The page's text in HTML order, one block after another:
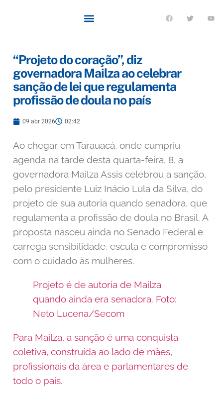
“Projeto do coração”, diz
governadora Mailza ao celebrar
sanção de lei que regulamenta
profissão de doula no país
09 abr 2026 02:42
Ao chegar em Tarauacá, onde cumpriu
agenda na tarde desta quarta-feira, 8, a
governadora Mailza Assis celebrou a sanção,
pelo presidente Luiz Inácio Lula da Silva, do
projeto de sua autoria quando senadora, que
regulamenta a profissão de doula no Brasil. A
proposta nasceu ainda no Senado Federal e
carrega sensibilidade, escuta e compromisso
com o cuidado às mulheres.
Projeto é de autoria de Mailza
quando ainda era senadora. Foto:
Neto Lucena/Secom
Para Mailza, a sanção é uma conquista
coletiva, construída ao lado de mães,
profissionais da área e parlamentares de
todo o país.